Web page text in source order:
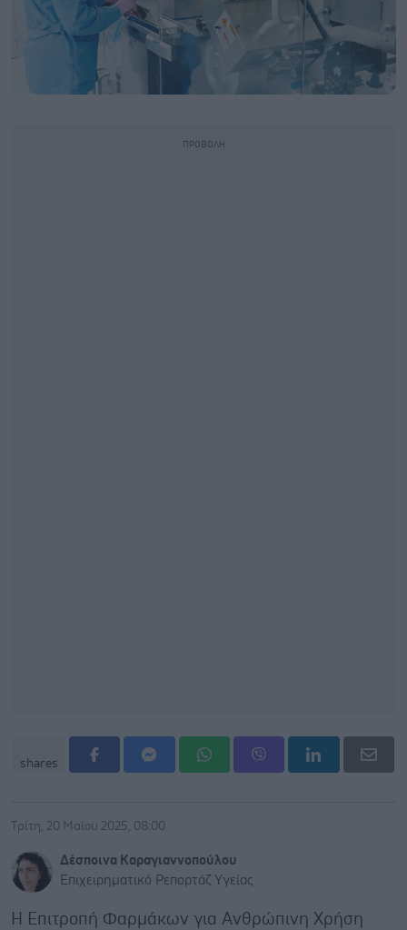
shares
Τρίτη, 20 Μαΐου 2025, 08:00
Δέσποινα Καραγιαννοπούλου
Επιχειρηματικό Ρεπορτάζ Υγείας
Η Επιτροπή Φαρμάκων για Ανθρώπινη Χρήση